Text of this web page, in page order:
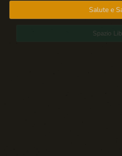
Salute e
Spazio